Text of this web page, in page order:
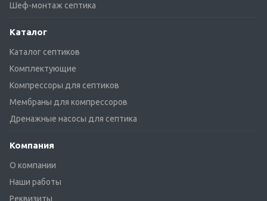
Шеф-монтаж септика
Каталог
Каталог септиков
Комплектующие
Компрессоры для септиков
Мембраны для компрессоров
Дренажные насосы для септика
Компания
О компании
Наши работы
Реквизиты